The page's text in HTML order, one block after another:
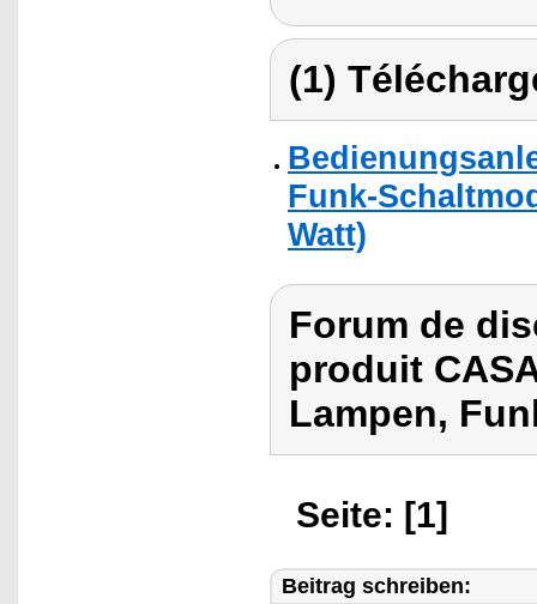
(1)
Funk-
Watt)
Forum de
produit
Lampen,
Seite: [1]
Beitrag schreiben: